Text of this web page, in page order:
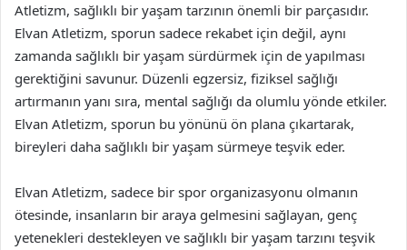
Atletizm, sağlıklı bir yaşam tarzının önemli bir parçasıdır.
Elvan Atletizm, sporun sadece rekabet için değil, aynı
zamanda sağlıklı bir yaşam sürdürmek için de yapılması
gerektiğini savunur. Düzenli egzersiz, fiziksel sağlığı
artırmanın yanı sıra, mental sağlığı da olumlu yönde etkiler.
Elvan Atletizm, sporun bu yönünü ön plana çıkartarak,
bireyleri daha sağlıklı bir yaşam sürmeye teşvik eder.
Elvan Atletizm, sadece bir spor organizasyonu olmanın
ötesinde, insanların bir araya gelmesini sağlayan, genç
yetenekleri destekleyen ve sağlıklı bir yaşam tarzını teşvik